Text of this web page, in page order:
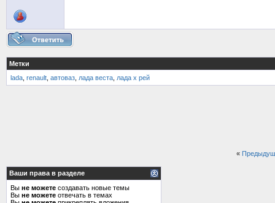
Метки
lada renault автоваз лада веста лада х рей
«
Ваши права в разделе
Вы не можете создавать новые темы
Вы не можете отвечать в темах